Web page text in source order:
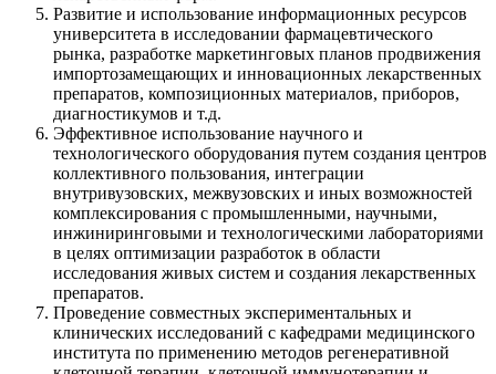
Развитие и использование информационных ресурсов
университета в исследовании фармацевтического
рынка, разработке маркетинговых планов продвижения
импортозамещающих и инновационных лекарственных
препаратов, композиционных материалов, приборов,
диагностикумов и т.д.
Эффективное использование научного и
технологического оборудования путем создания центров
коллективного пользования, интеграции
внутривузовских, межвузовских и иных возможностей
комплексирования с промышленными, научными,
инжиниринговыми и технологическими лабораториями
в целях оптимизации разработок в области
исследования живых систем и создания лекарственных
препаратов.
Проведение совместных экспериментальных и
клинических исследований с кафедрами медицинского
института по применению методов регенеративной